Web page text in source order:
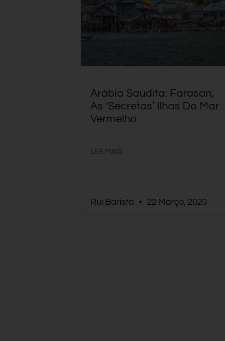
Arábia Saudita: Farasan,
As ‘secretas’ Ilhas Do Mar
Vermelho
LER MAIS
Rui Batista 22 Março, 2020